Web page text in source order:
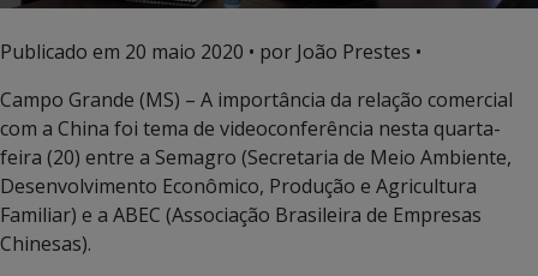
Publicado em 20 maio 2020 • por João Prestes •
Campo Grande (MS) – A importância da relação comercial
com a China foi tema de videoconferência nesta quarta-
feira (20) entre a Semagro (Secretaria de Meio Ambiente,
Desenvolvimento Econômico, Produção e Agricultura
Familiar) e a ABEC (Associação Brasileira de Empresas
Chinesas).